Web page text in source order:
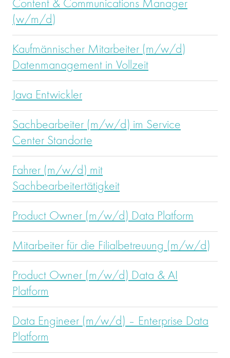
Content & Communications Manager
(w/m/d)
Kaufmännischer Mitarbeiter (m/w/d)
Datenmanagement in Vollzeit
Java Entwickler
Sachbearbeiter (m/w/d) im Service
Center Standorte
Fahrer (m/w/d) mit
Sachbearbeitertätigkeit
Product Owner (m/w/d) Data Platform
Mitarbeiter für die Filialbetreuung (m/w/d)
Product Owner (m/w/d) Data & AI
Platform
Data Engineer (m/w/d) – Enterprise Data
Platform